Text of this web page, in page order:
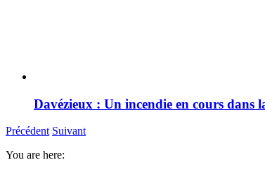
Davézieux : Un incendie en cours dans
Précédent Suivant
You are here: